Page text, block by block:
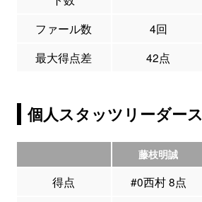
ファール数 4回
最大得点差
42点
個人スタッツリーダース
藤枝明誠
得点 #0西村 8点